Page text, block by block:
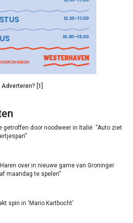
Adverteren? [1]
getroffen door noodweer in Italië: “Auto ziet
over in nieuwe game van Groninger
maandag te spelen”
spin in ‘Mario Kartbocht’